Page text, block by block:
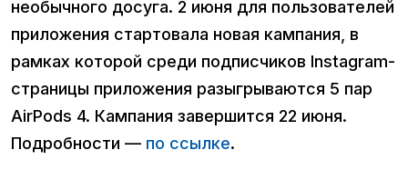
необычного досуга. 2 июня для пользователей
приложения стартовала новая кампания, в
рамках которой среди подписчиков Instagram-
страницы приложения разыгрываются 5 пар
AirPods 4. Кампания завершится 22 июня.
Подробности — по ссылке.